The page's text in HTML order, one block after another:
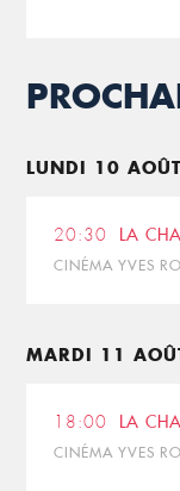
LUNDI 10
20:30 LA
CINÉMA YVES
MARDI 11
18:00 LA
CINÉMA YVES